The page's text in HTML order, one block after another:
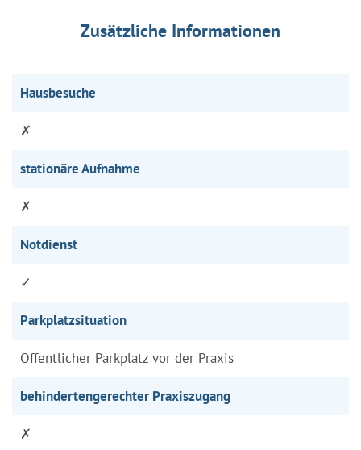
Zusätzliche Informationen
Hausbesuche
✗
stationäre Aufnahme
✗
Notdienst
✓
Parkplatzsituation
Öffentlicher Parkplatz vor der Praxis
behindertengerechter Praxiszugang
✗